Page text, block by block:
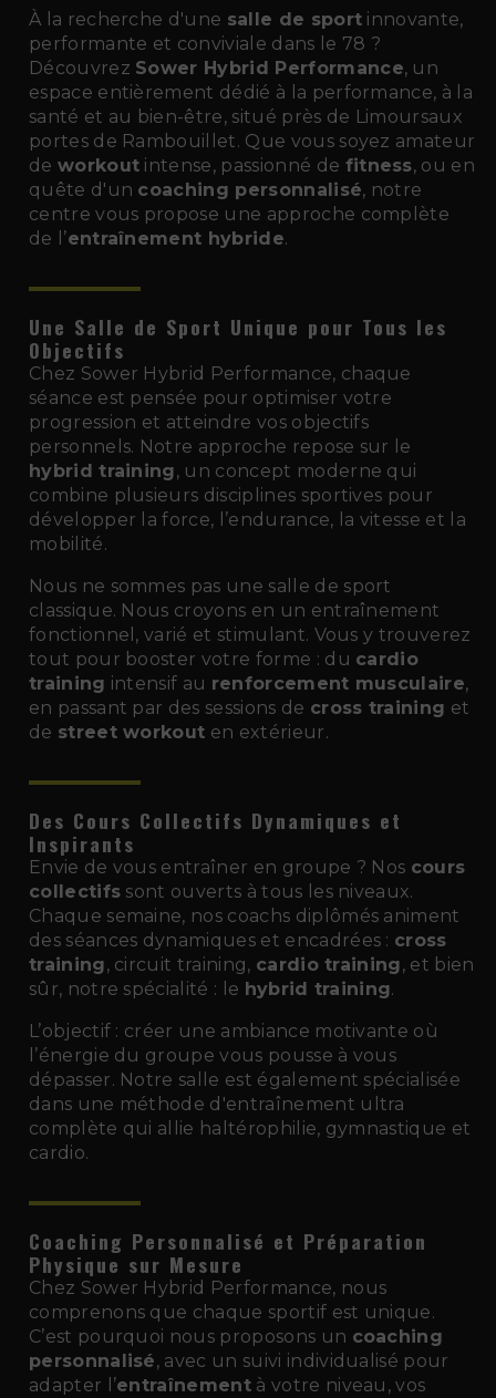
À la recherche d'une salle de sport innovante,
performante et conviviale dans le 78 ?
Découvrez Sower Hybrid Performance, un
espace entièrement dédié à la performance, à la
santé et au bien-être, situé près de Limoursaux
portes de Rambouillet. Que vous soyez amateur
de workout intense, passionné de fitness, ou en
quête d'un coaching personnalisé, notre
centre vous propose une approche complète
de l’entraînement hybride.
Une Salle de Sport Unique pour Tous les
Objectifs
Chez Sower Hybrid Performance, chaque
séance est pensée pour optimiser votre
progression et atteindre vos objectifs
personnels. Notre approche repose sur le
hybrid training, un concept moderne qui
combine plusieurs disciplines sportives pour
développer la force, l’endurance, la vitesse et la
mobilité.
Nous ne sommes pas une salle de sport
classique. Nous croyons en un entraînement
fonctionnel, varié et stimulant. Vous y trouverez
tout pour booster votre forme : du cardio
training intensif au renforcement musculaire,
en passant par des sessions de cross training et
de street workout en extérieur.
Des Cours Collectifs Dynamiques et
Inspirants
Envie de vous entraîner en groupe ? Nos cours
collectifs sont ouverts à tous les niveaux.
Chaque semaine, nos coachs diplômés animent
des séances dynamiques et encadrées : cross
training, circuit training, cardio training, et bien
sûr, notre spécialité : le hybrid training.
L’objectif : créer une ambiance motivante où
l’énergie du groupe vous pousse à vous
dépasser. Notre salle est également spécialisée
dans une méthode d'entraînement ultra
complète qui allie haltérophilie, gymnastique et
cardio.
Coaching Personnalisé et Préparation
Physique sur Mesure
Chez Sower Hybrid Performance, nous
comprenons que chaque sportif est unique.
C’est pourquoi nous proposons un coaching
personnalisé, avec un suivi individualisé pour
adapter l’entraînement à votre niveau, vos